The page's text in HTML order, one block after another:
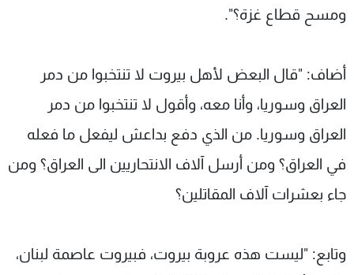
ومسح قطاع غزة؟".
أضاف: "قال البعض لأهل بيروت لا تنتخبوا من دمر
العراق وسوريا، وأنا معه، وأقول لا تنتخبوا من دمر
العراق وسوريا. من الذي دفع بداعش ليفعل ما فعله
في العراق؟ ومن أرسل آلاف الانتحاريين الى العراق؟ ومن
جاء بعشرات آلاف المقاتلين؟
وتابع: "ليست هذه عروبة بيروت، فبيروت عاصمة لبنان،